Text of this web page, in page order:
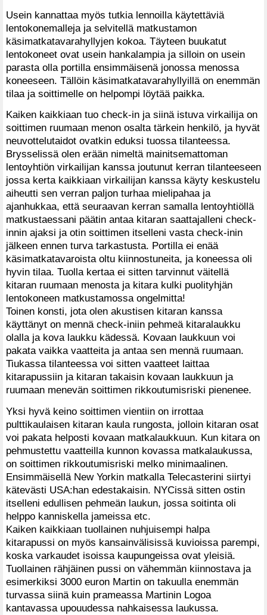
Usein kannattaa myös tutkia lennoilla käytettäviä
lentokonemalleja ja selvitellä matkustamon
käsimatkatavarahyllyjen kokoa. Täyteen buukatut
lentokoneet ovat usein hankalampia ja silloin on usein
parasta olla portilla ensimmäisenä jonossa menossa
koneeseen. Tällöin käsimatkatavarahyllyillä on enemmän
tilaa ja soittimelle on helpompi löytää paikka.
Kaiken kaikkiaan tuo check-in ja siinä istuva virkailija on
soittimen ruumaan menon osalta tärkein henkilö, ja hyvät
neuvottelutaidot ovatkin eduksi tuossa tilanteessa.
Brysselissä olen erään nimeltä mainitsemattoman
lentoyhtiön virkailijan kanssa joutunut kerran tilanteeseen
jossa kerta kaikkiaan virkailijan kanssa käyty keskustelu
aiheutti sen verran paljon turhaa mielipahaa ja
ajanhukkaa, että seuraavan kerran samalla lentoyhtiöllä
matkustaessani päätin antaa kitaran saattajalleni check-
innin ajaksi ja otin soittimen itselleni vasta check-inin
jälkeen ennen turva tarkastusta. Portilla ei enää
käsimatkatavaroista oltu kiinnostuneita, ja koneessa oli
hyvin tilaa. Tuolla kertaa ei sitten tarvinnut väitellä
kitaran ruumaan menosta ja kitara kulki puolityhjän
lentokoneen matkustamossa ongelmitta!
Toinen konsti, jota olen akustisen kitaran kanssa
käyttänyt on mennä check-iniin pehmeä kitaralaukku
olalla ja kova laukku kädessä. Kovaan laukkuun voi
pakata vaikka vaatteita ja antaa sen mennä ruumaan.
Tiukassa tilanteessa voi sitten vaatteet laittaa
kitarapussiin ja kitaran takaisin kovaan laukkuun ja
ruumaan menevän soittimen rikkoutumisriski pienenee.
Yksi hyvä keino soittimen vientiin on irrottaa
pulttikaulaisen kitaran kaula rungosta, jolloin kitaran osat
voi pakata helposti kovaan matkalaukkuun. Kun kitara on
pehmustettu vaatteilla kunnon kovassa matkalaukussa,
on soittimen rikkoutumisriski melko minimaalinen.
Ensimmäisellä New Yorkin matkalla Telecasterini siirtyi
kätevästi USA:han edestakaisin. NYCissä sitten ostin
itselleni edullisen pehmeän laukun, jossa soitinta oli
helppo kanniskella jameissa etc.
Kaiken kaikkiaan tuollainen nuhjuisempi halpa
kitarapussi on myös kansainvälisissä kuvioissa parempi,
koska varkaudet isoissa kaupungeissa ovat yleisiä.
Tuollainen rähjäinen pussi on vähemmän kiinnostava ja
esimerkiksi 3000 euron Martin on takuulla enemmän
turvassa siinä kuin prameassa Martinin Logoa
kantavassa upouudessa nahkaisessa laukussa.